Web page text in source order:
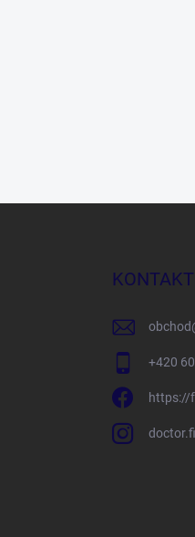
KONTAKT
obchod
+420
https://